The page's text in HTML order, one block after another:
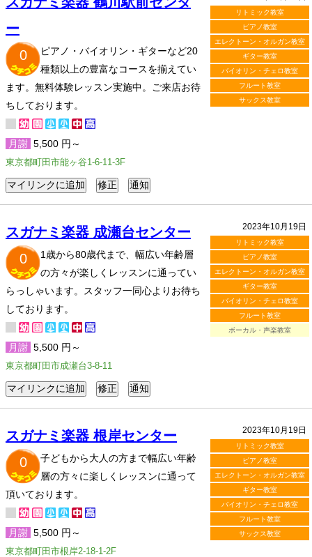
リトミック教室
ピアノ教室
エレクトーン・オルガン教室
ギター教室
バイオリン・チェロ教室
フルート教室
サックス教室
ー
0
ピアノ・バイオリン・ギターなど20
種類以上の豊富なコースを揃えてい
ます。無料体験レッスン実施中。ご来店お待
ちしております。
月謝 5,500 円～
東京都町田市能ヶ谷1-6-11-3F
2023年10月19日
リトミック教室
ピアノ教室
エレクトーン・オルガン教室
ギター教室
バイオリン・チェロ教室
フルート教室
ボーカル・声楽教室
スガナミ楽器 成瀬台センター
0
1歳から80歳代まで、幅広い年齢層
の方々が楽しくレッスンに通ってい
らっしゃいます。スタッフ一同心よりお待ち
しております。
月謝 5,500 円～
東京都町田市成瀬台3-8-11
2023年10月19日
リトミック教室
ピアノ教室
エレクトーン・オルガン教室
ギター教室
バイオリン・チェロ教室
フルート教室
サックス教室
スガナミ楽器 根岸センター
0
子どもから大人の方まで幅広い年齢
層の方々に楽しくレッスンに通って
頂いております。
月謝 5,500 円～
東京都町田市根岸2-18-1-2F